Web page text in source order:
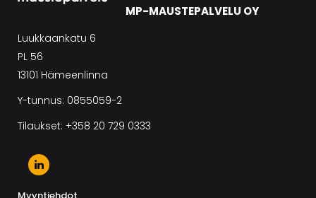
MP-MAUSTEPALVELU OY
Luukkaankatu 6
PL 56
13101 Hämeenlinna
Y-tunnus: 0855059-2
Tilaukset: +358 20 729 0333